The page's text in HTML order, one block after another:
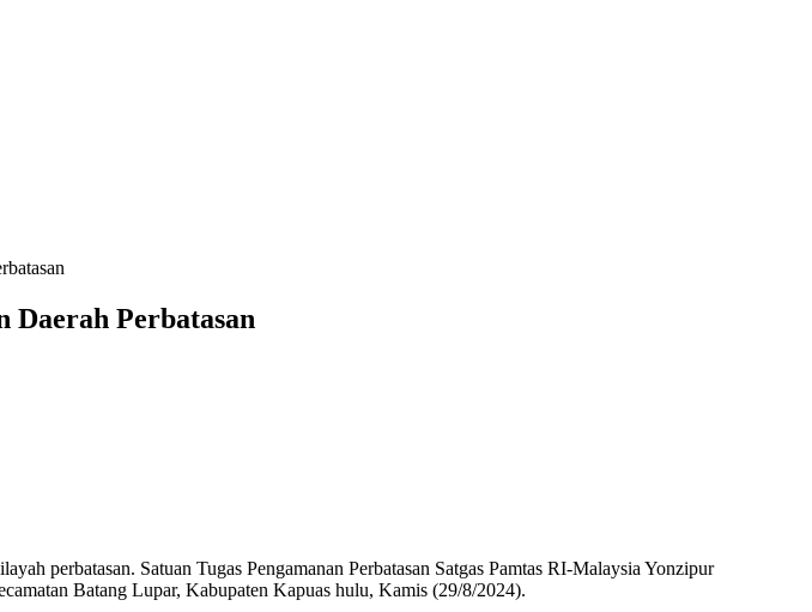
Daerah Perbatasan
perbatasan. Satuan Tugas Pengamanan Perbatasan Satgas Pamtas RI-Malaysia Yonzipur
Batang Lupar, Kabupaten Kapuas hulu, Kamis (29/8/2024).